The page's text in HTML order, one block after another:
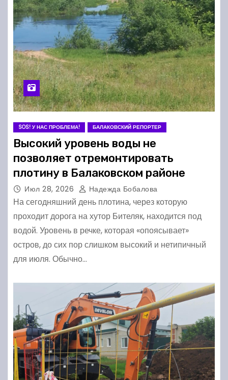
SOS! У НАС ПРОБЛЕМА! БАЛАКОВСКИЙ РЕПОРТЕР
Высокий уровень воды не
позволяет отремонтировать
плотину в Балаковском районе
Июл 28, 2026 Надежда Бобалова
На сегодняшний день плотина, через которую
проходит дорога на хутор Бителяк, находится под
водой. Уровень в речке, которая «опоясывает»
остров, до сих пор слишком высокий и нетипичный
для июля. Обычно…